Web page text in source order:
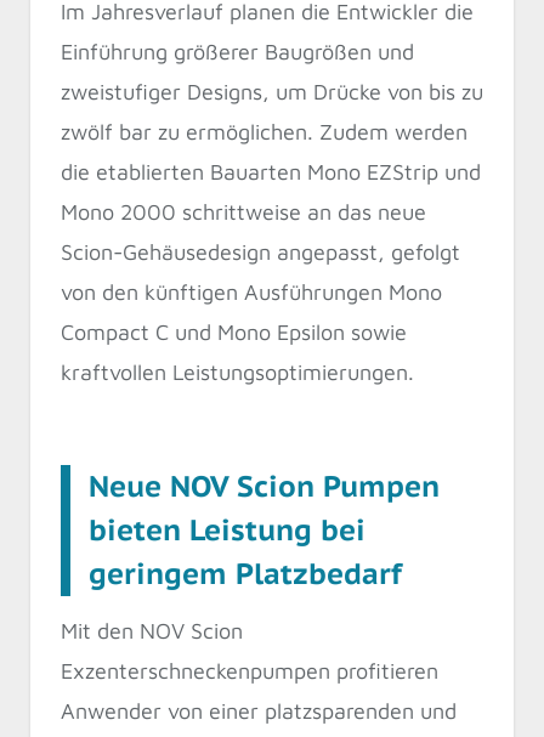
Im Jahresverlauf planen die Entwickler die
Einführung größerer Baugrößen und
zweistufiger Designs, um Drücke von bis zu
zwölf bar zu ermöglichen. Zudem werden
die etablierten Bauarten Mono EZStrip und
Mono 2000 schrittweise an das neue
Scion-Gehäusedesign angepasst, gefolgt
von den künftigen Ausführungen Mono
Compact C und Mono Epsilon sowie
kraftvollen Leistungsoptimierungen.
Neue NOV Scion Pumpen
bieten Leistung bei
geringem Platzbedarf
Mit den NOV Scion
Exzenterschneckenpumpen profitieren
Anwender von einer platzsparenden und